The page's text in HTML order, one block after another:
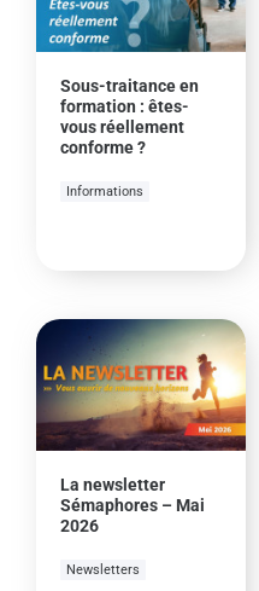
Sous-traitance en
formation : êtes-
vous réellement
conforme ?
Informations
La newsletter
Sémaphores – Mai
2026
Newsletters